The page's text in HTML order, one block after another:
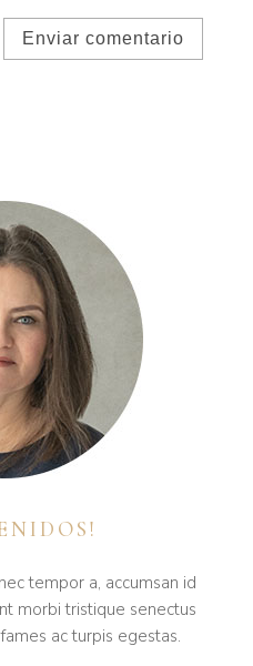
Enviar comentario
tempor a, accumsan id
morbi tristique senectus
ac turpis egestas.